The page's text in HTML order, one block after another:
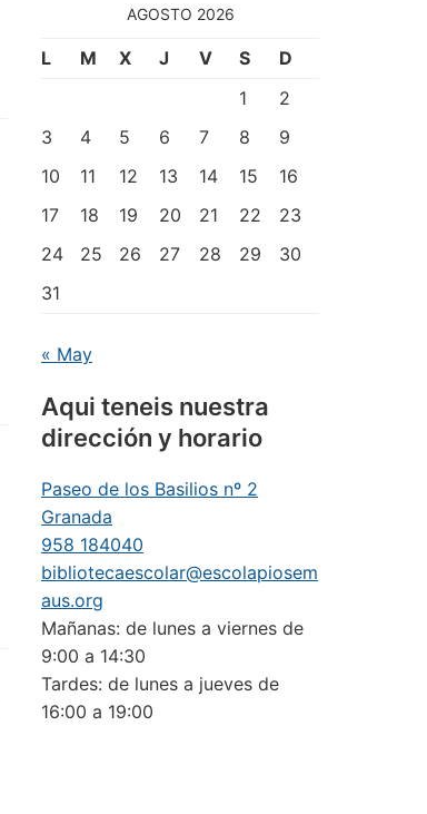
AGOSTO 2026
L M X J V S
D
1
2
3
4 5 6 7 8
9
10
11 12 13 14 15
16
17
18 19 20 21 22
23
24
25 26 27 28 29
30
31
« May
Aqui teneis nuestra
dirección y horario
Paseo de los Basilios nº 2
Granada
958 184040
bibliotecaescolar@escolapiosem
aus.org
Mañanas: de lunes a viernes de
9:00 a 14:30
Tardes: de lunes a jueves de
16:00 a 19:00